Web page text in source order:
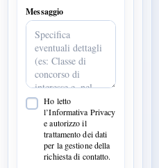
Messaggio
Ho letto
l’Informativa Privacy
e autorizzo il
trattamento dei dati
per la gestione della
richiesta di contatto.